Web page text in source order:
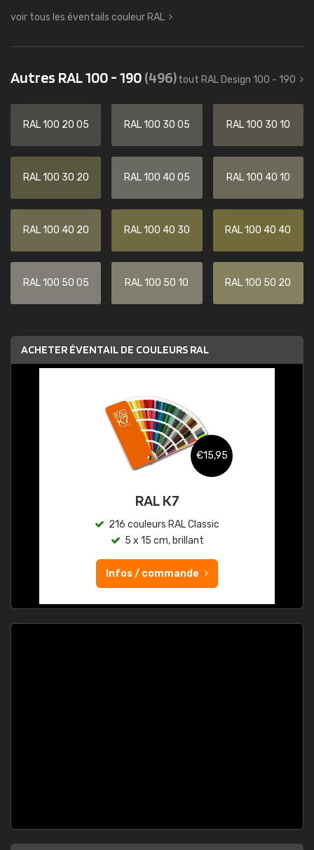
voir tous les éventails couleur RAL
Autres RAL 100 - 190(496)tout RAL Design 100 - 190
RAL 100 20 05 RAL 100 30 05 RAL 100 30 10
RAL 100 30 20 RAL 100 40 05 RAL 100 40 10
RAL 100 40 20 RAL 100 40 30 RAL 100 40 40
RAL 100 50 05 RAL 100 50 10 RAL 100 50 20
ACHETER ÉVENTAIL DE COULEURS RAL
€15,95
RAL K7
216 couleurs RAL Classic
5 x 15 cm, brillant
Infos / commande